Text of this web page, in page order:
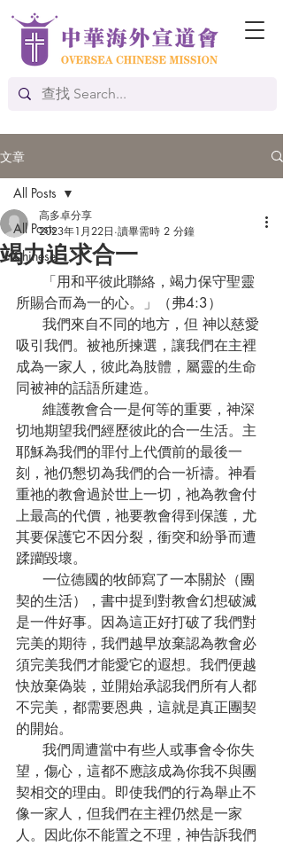
文章
All Posts
Chinese
All Posts
竭力追求合一
高多卓分享
2023年1月22日 讀畢需時 2 分鐘
所賜合而為一的心。」（弗4:3）
吸引我們。被祂所揀選，讓我們在主裡
成為一家人，彼此為肢體，屬靈的生命
同被神的話語所建造。
切地期望我們經歷彼此的合一生活。主
耶穌為我們的罪付上代價前的最後一
刻，祂仍懇切為我們的合一祈禱。神看
重祂的教會過於世上一切，祂為教會付
上最高的代價，祂要教會得到保護，尤
其要保護它不因分裂，衝突和紛爭而遭
蹂躪毀壞。
契的生活），書中提到對教會幻想破滅
是一件好事。因為這正好打破了我們對
完美的期待，我們越早放棄認為教會必
須完美我們才能愛它的遐想。我們便越
快放棄偽裝，並開始承認我們所有人都
不完美，都需要恩典，這就是真正團契
的開始。
望，傷心，這都不應該成為你我不與團
契相交的理由。即使我們的行為舉止不
像一家人，但我們在主裡仍然是一家
人。因此你不能置之不理，神告訴我們